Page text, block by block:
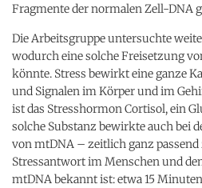
Fragmente der normalen Zell-DNA
Die Arbeitsgruppe untersuchte
wodurch eine solche Freisetzung
könnte. Stress bewirkt eine ganze
und Signalen im Körper und im
ist das Stresshormon Cortisol, ein
solche Substanz bewirkte auch bei
von mtDNA – zeitlich ganz passend
Stressantwort im Menschen und
mtDNA bekannt ist: etwa 15